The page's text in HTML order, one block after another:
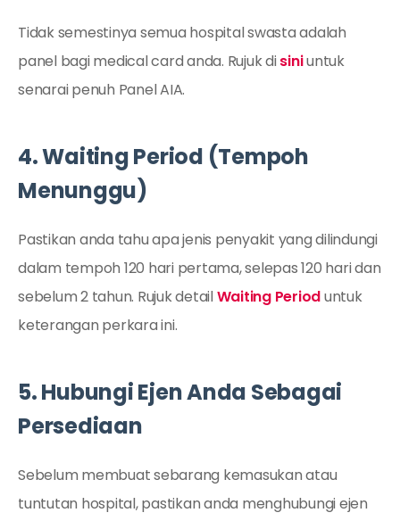
Tidak semestinya semua hospital swasta adalah
panel bagi medical card anda. Rujuk disiniuntuk
senarai penuh Panel AIA.
4. Waiting Period (Tempoh
Menunggu)
Pastikan anda tahu apa jenis penyakit yang dilindungi
dalam tempoh 120 hari pertama, selepas 120 hari dan
sebelum 2 tahun. Rujuk detailWaiting Perioduntuk
keterangan perkara ini.
5. Hubungi Ejen Anda Sebagai
Persediaan
Sebelum membuat sebarang kemasukan atau
tuntutan hospital, pastikan anda menghubungi ejen